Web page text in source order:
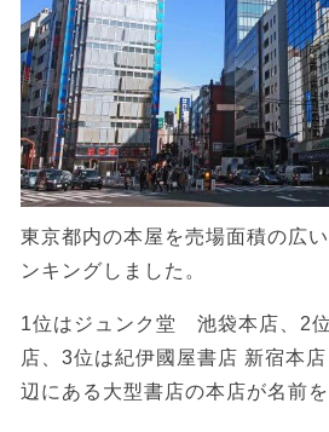
東京都内の本屋を売場面積の広
ンキングしました。
1位はジュンク堂 池袋本店、2
店、3位は紀伊國屋書店 新宿本
辺にある大型書店の本店が名前を